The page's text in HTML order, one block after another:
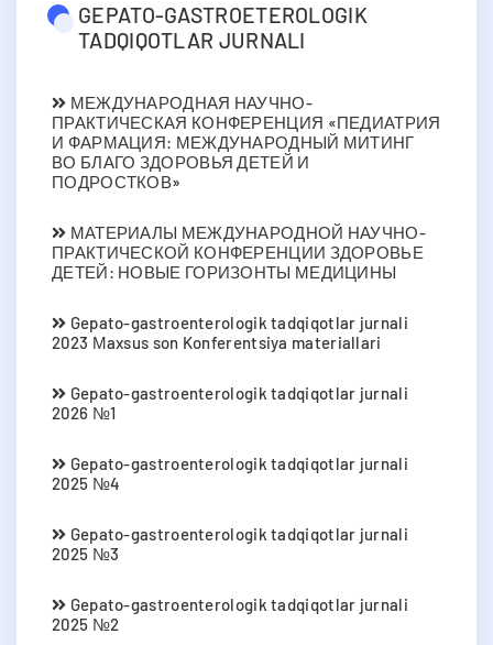
GEPATO-GASTROETEROLOGIK
TADQIQOTLAR JURNALI
МЕЖДУНАРОДНАЯ НАУЧНО-
ПРАКТИЧЕСКАЯ КОНФЕРЕНЦИЯ «ПЕДИАТРИЯ
И ФАРМАЦИЯ: МЕЖДУНАРОДНЫЙ МИТИНГ
ВО БЛАГО ЗДОРОВЬЯ ДЕТЕЙ И
ПОДРОСТКОВ»
МАТЕРИАЛЫ МЕЖДУНАРОДНОЙ НАУЧНО-
ПРАКТИЧЕСКОЙ КОНФЕРЕНЦИИ ЗДОРОВЬЕ
ДЕТЕЙ: НОВЫЕ ГОРИЗОНТЫ МЕДИЦИНЫ
Gepato-gastroenterologik tadqiqotlar jurnali
2023 Мaxsus son Konferentsiya materiallari
Gepato-gastroenterologik tadqiqotlar jurnali
2026 №1
Gepato-gastroenterologik tadqiqotlar jurnali
2025 №4
Gepato-gastroenterologik tadqiqotlar jurnali
2025 №3
Gepato-gastroenterologik tadqiqotlar jurnali
2025 №2